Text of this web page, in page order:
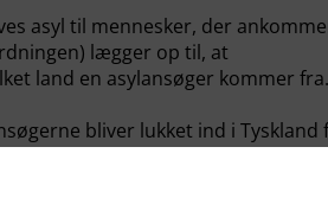
asyl til mennesker, der
lægger op til, at
land en asylansøger kommer fra.
bliver lukket ind i Tyskland